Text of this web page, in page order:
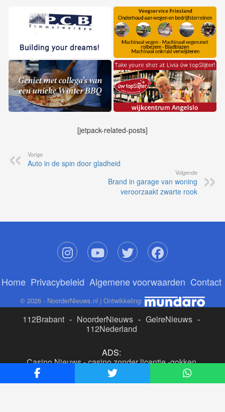
[jetpack-related-posts]
Vorige
Auto in de spin door gladheid
Volgende
Brand in garage van woning
veroorzaakt zwarte rook
Home Privacybeleid Algemene voorwaarden Contact
© 2026 - NoorderNieuws.nl | Ontwikkeling:
112Brabant - NoorderNieuws - GelreNieuws -
112Nederland
ADS:
Casino Nieuws-casino zonder licentie-gokken
buitenlandse site
beste online casino nederland